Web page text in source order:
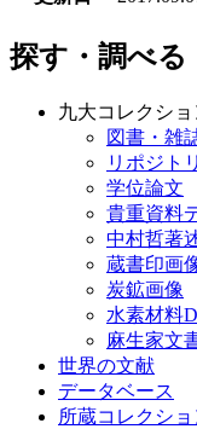
探す・調べる
九大コレクショ
図書・雑
リポジト
学位論文
貴重資料
中村哲著
蔵書印画
炭鉱画像
水素材料
麻生家文
世界の文献
データベース
所蔵コレクショ